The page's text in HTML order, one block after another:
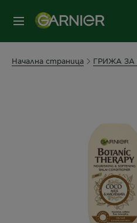
МЕНЮ
Начална страница ГРИЖА ЗА